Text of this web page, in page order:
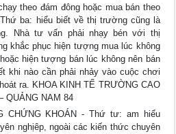
theo đám đông hoặc mua bán theo
ba: hiểu biết về thị trường cũng là
Nhà tư vấn phải nhạy bén với thị
khắc phục hiện tượng mua lúc không
hiện tượng bán lúc không nên bán
khi nào cần phải nhảy vào cuộc chơi
ra. KHOA KINH TẾ TRƯỜNG CAO
QUẢNG NAM 84
CHỨNG KHOÁN - Thứ tư: am hiểu
nghịêp, ngoài các kiến thức chuyên